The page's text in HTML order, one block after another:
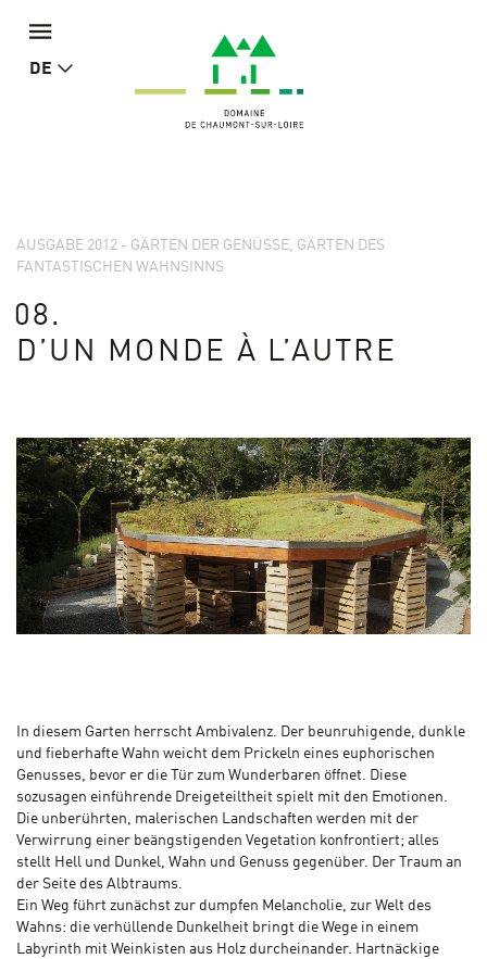
DE
AUSGABE 2012 - GÄRTEN DER GENÜSSE, GÄRTEN DES
FANTASTISCHEN WAHNSINNS
08.
D’UN MONDE À L’AUTRE
In diesem Garten herrscht Ambivalenz. Der beunruhigende, dunkle
und fieberhafte Wahn weicht dem Prickeln eines euphorischen
Genusses, bevor er die Tür zum Wunderbaren öffnet. Diese
sozusagen einführende Dreigeteiltheit spielt mit den Emotionen.
Die unberührten, malerischen Landschaften werden mit der
Verwirrung einer beängstigenden Vegetation konfrontiert; alles
stellt Hell und Dunkel, Wahn und Genuss gegenüber. Der Traum an
der Seite des Albtraums.
Ein Weg führt zunächst zur dumpfen Melancholie, zur Welt des
Wahns: die verhüllende Dunkelheit bringt die Wege in einem
Labyrinth mit Weinkisten aus Holz durcheinander. Hartnäckige